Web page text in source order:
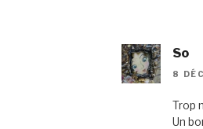
So
8
Trop
Un